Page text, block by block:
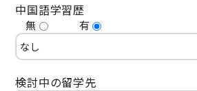
中国語学習歴
無 有
検討中の留学先